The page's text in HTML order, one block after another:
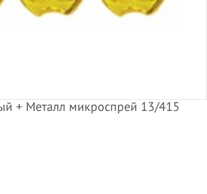
+ Металл микроспрей 13/415